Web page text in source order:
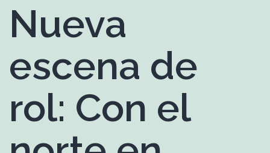
Nueva
escena de
rol: Con el